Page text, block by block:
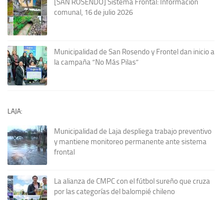
[SAN ROSENDO] Sistema Frontal: Información
comunal, 16 de julio 2026
Municipalidad de San Rosendo y Frontel dan inicio a
la campaña “No Más Pilas”
LAJA:
Municipalidad de Laja despliega trabajo preventivo
y mantiene monitoreo permanente ante sistema
frontal
La alianza de CMPC con el fútbol sureño que cruza
por las categorías del balompié chileno